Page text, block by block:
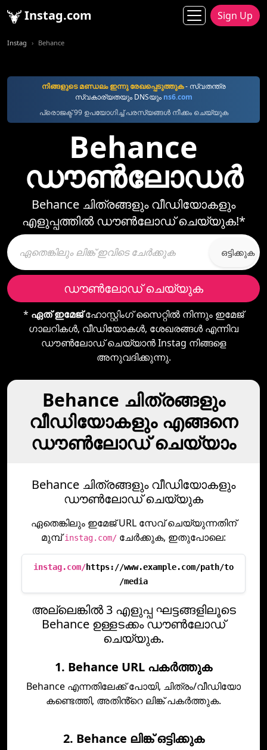
Instag.com Sign Up
Instag Behance
നിങ്ങളുടെ മണ്ഡലം ഇന്നു രേഖപ്പെടുത്തുക- സ്വതന്ത്ര
സ്വകാര്യതയും DNSയും ns6.com
പ്രൊജക്ട് 99 ഉപയോഗിച്ച് പരസ്യങ്ങൾ നീക്കം ചെയ്യുക
Behance
ഡൗൺലോഡർ
Behance ചിത്രങ്ങളും വീഡിയോകളും
എളുപ്പത്തിൽ ഡൗൺലോഡ് ചെയ്യുക!*
ഒട്ടിക്കുക
ഡൗൺലോഡ് ചെയ്യുക
* ഏത് ഇമേജ്ഹോസ്റ്റിംഗ് സൈറ്റിൽ നിന്നും ഇമേജ്
ഗാലറികൾ, വീഡിയോകൾ, ശേഖരങ്ങൾ എന്നിവ
ഡൗൺലോഡ് ചെയ്യാൻ Instag നിങ്ങളെ
അനുവദിക്കുന്നു.
Behance ചിത്രങ്ങളും
വീഡിയോകളും എങ്ങനെ
ഡൗൺലോഡ് ചെയ്യാം
Behance ചിത്രങ്ങളും വീഡിയോകളും
ഡൗൺലോഡ് ചെയ്യുക
ഏതെങ്കിലും ഇമേജ് URL സേവ് ചെയ്യുന്നതിന്
മുമ്പ്instag.com/ ചേർക്കുക, ഇതുപോലെ:
instag.com/https://www.example.com/path/to
/media
അല്ലെങ്കിൽ 3 എളുപ്പ ഘട്ടങ്ങളിലൂടെ
Behance ഉള്ളടക്കം ഡൗൺലോഡ്
ചെയ്യുക.
1. Behance URL പകർത്തുക
Behance എന്നതിലേക്ക് പോയി, ചിത്രം/വീഡിയോ
കണ്ടെത്തി, അതിൻ്റെ ലിങ്ക് പകർത്തുക.
2. Behance ലിങ്ക് ഒട്ടിക്കുക